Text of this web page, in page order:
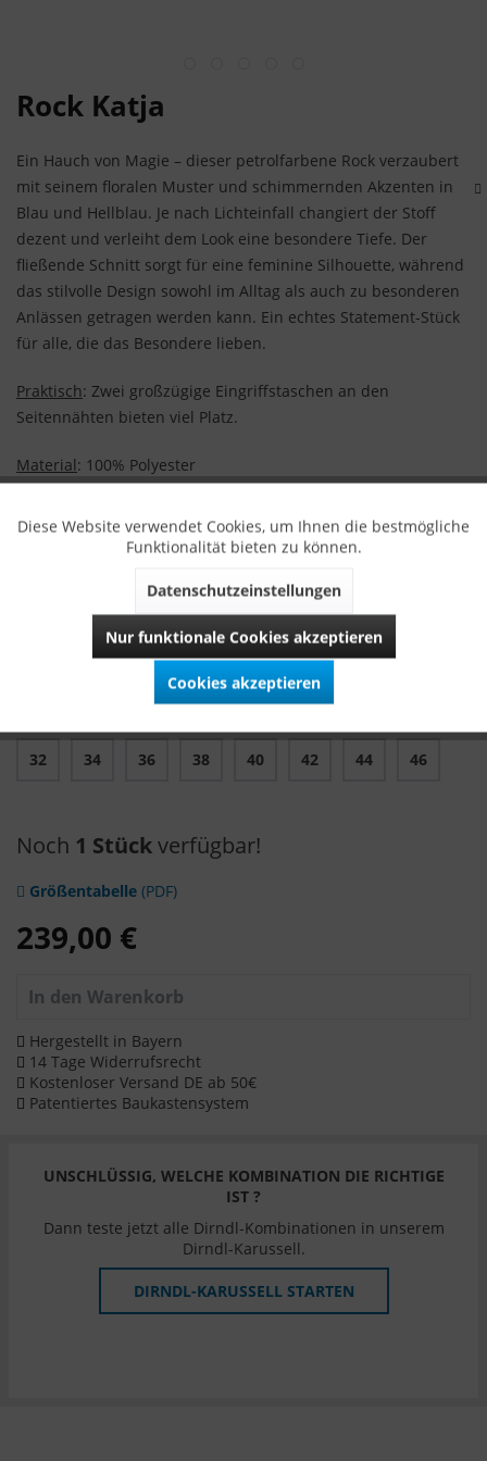
Rock Katja
Ein Hauch von Magie – dieser petrolfarbene Rock verzaubert
mit seinem floralen Muster und schimmernden Akzenten in
Blau und Hellblau. Je nach Lichteinfall changiert der Stoff
dezent und verleiht dem Look eine besondere Tiefe. Der
fließende Schnitt sorgt für eine feminine Silhouette, während
das stilvolle Design sowohl im Alltag als auch zu besonderen
Anlässen getragen werden kann. Ein echtes Statement-Stück
für alle, die das Besondere lieben.
Praktisch: Zwei großzügige Eingriffstaschen an den
Seitennähten bieten viel Platz.
Material: 100% Polyester
WICHTIG: Rock und Mieder sollten immer in der selben
Größe gekauft werden!
Alle VARIASOPHIA Dirndl werden ausschließlich in Bayern
hergestellt.
32
34 36 38 40 42 44 46
Noch 1 Stückverfügbar!
Größentabelle (PDF)
239,00 €
In den Warenkorb
Hergestellt in Bayern
14 Tage Widerrufsrecht
Kostenloser Versand DE ab 50€
Patentiertes Baukastensystem
UNSCHLÜSSIG, WELCHE KOMBINATION DIE RICHTIGE
IST ?
Dann teste jetzt alle Dirndl-Kombinationen in unserem
Dirndl-Karussell.
DIRNDL-KARUSSELL STARTEN
Diese Website verwendet Cookies, um Ihnen die bestmögliche
Funktionalität bieten zu können.
Datenschutzeinstellungen
Nur funktionale Cookies akzeptieren
Cookies akzeptieren